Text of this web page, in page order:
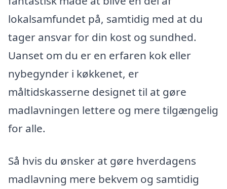
lokalsamfundet på, samtidig med at du
tager ansvar for din kost og sundhed.
Uanset om du er en erfaren kok eller
nybegynder i køkkenet, er
måltidskasserne designet til at gøre
madlavningen lettere og mere tilgængelig
for alle.
Så hvis du ønsker at gøre hverdagens
madlavning mere bekvem og samtidig